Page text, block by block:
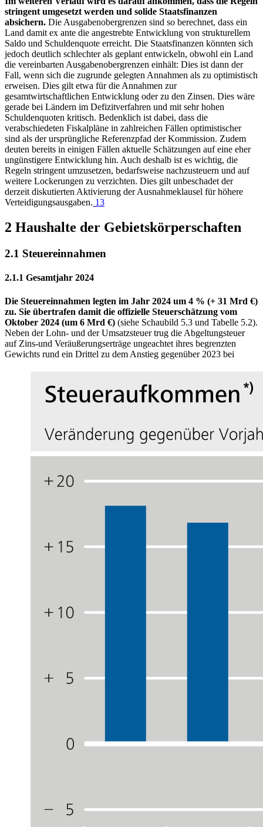
stringent umgesetzt werden und solide Staatsfinanzen
absichern. Die Ausgabenobergrenzen sind so berechnet, dass ein
Land damit ex ante die angestrebte Entwicklung von strukturellem
Saldo und Schuldenquote erreicht. Die Staatsfinanzen könnten sich
jedoch deutlich schlechter als geplant entwickeln, obwohl ein Land
die vereinbarten Ausgabenobergrenzen einhält: Dies ist dann der
Fall, wenn sich die zugrunde gelegten Annahmen als zu optimistisch
erweisen. Dies gilt etwa für die Annahmen zur
gesamtwirtschaftlichen Entwicklung oder zu den Zinsen. Dies wäre
gerade bei Ländern im Defizitverfahren und mit sehr hohen
Schuldenquoten kritisch. Bedenklich ist dabei, dass die
verabschiedeten Fiskalpläne in zahlreichen Fällen optimistischer
sind als der ursprüngliche Referenzpfad der Kommission. Zudem
deuten bereits in einigen Fällen aktuelle Schätzungen auf eine eher
ungünstigere Entwicklung hin. Auch deshalb ist es wichtig, die
Regeln stringent umzusetzen, bedarfsweise nachzusteuern und auf
weitere Lockerungen zu verzichten. Dies gilt unbeschadet der
derzeit diskutierten Aktivierung der Ausnahmeklausel für höhere
Verteidigungsausgaben. 13
2 Haushalte der Gebietskörperschaften
2.1 Steuereinnahmen
2.1.1 Gesamtjahr 2024
Die Steuereinnahmen legten im Jahr 2024 um 4 % (+ 31 Mrd €)
zu. Sie übertrafen damit die offizielle Steuerschätzung vom
Oktober 2024 (um 6 Mrd €) (siehe Schaubild 5.3 und Tabelle 5.2).
Neben der Lohn- und der Umsatzsteuer trug die Abgeltungsteuer
auf Zins-und Veräußerungserträge ungeachtet ihres begrenzten
Gewichts rund ein Drittel zu dem Anstieg gegenüber 2023 bei